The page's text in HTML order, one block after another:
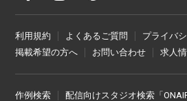
利用規約 よくあるご質問
プライバ
掲載希望の方へ
お問い合わせ 求人
作例検索 配信向けスタジオ検索「